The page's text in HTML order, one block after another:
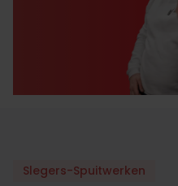
Slegers-Spuitwerken